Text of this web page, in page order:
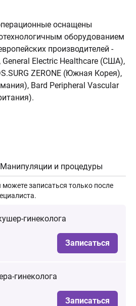
оснащены
оборудованием
производителей -
Electric Healthcare (США),
ZERONE (Южная Корея),
Bard Peripheral Vascular
Манипуляции и процедуры
записаться только после
гинеколога
Записаться
гинеколога
Записаться